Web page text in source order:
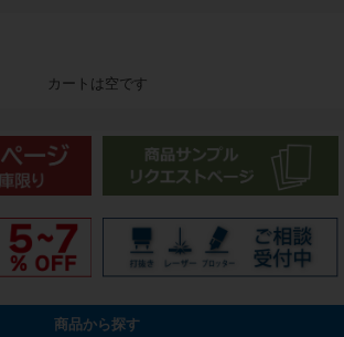
カートは空です
商品から探す